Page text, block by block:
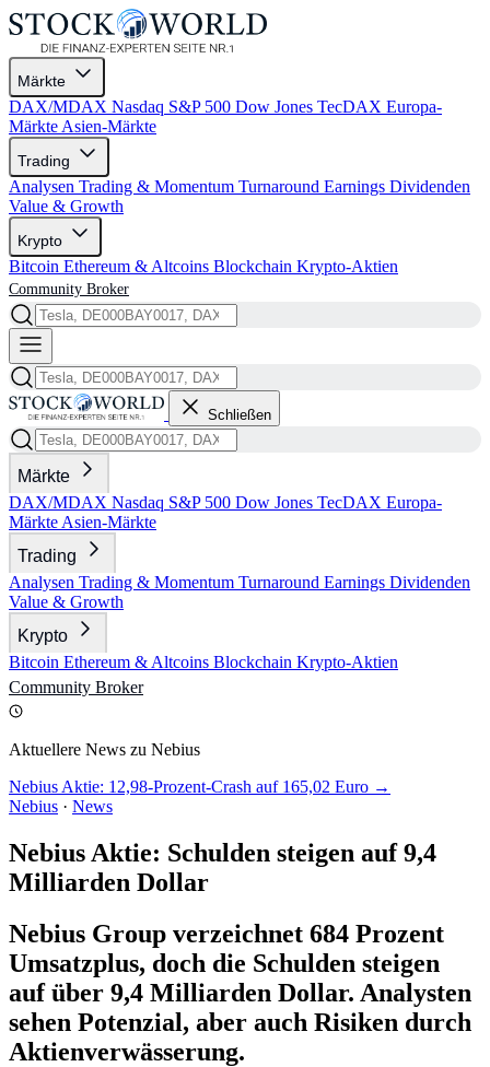
Märkte
DAX/MDAX Nasdaq S&P 500 Dow Jones TecDAX Europa-
Märkte Asien-Märkte
Trading
Analysen Trading & Momentum Turnaround Earnings Dividenden
Value & Growth
Krypto
Bitcoin Ethereum & Altcoins Blockchain Krypto-Aktien
Community Broker
Schließen
Märkte
DAX/MDAX Nasdaq S&P 500 Dow Jones TecDAX Europa-
Märkte Asien-Märkte
Trading
Analysen Trading & Momentum Turnaround Earnings Dividenden
Value & Growth
Krypto
Bitcoin Ethereum & Altcoins Blockchain Krypto-Aktien
Community Broker
Aktuellere News zu Nebius
Nebius Aktie: 12,98-Prozent-Crash auf 165,02 Euro →
Nebius · News
Nebius Aktie: Schulden steigen auf 9,4
Milliarden Dollar
Nebius Group verzeichnet 684 Prozent
Umsatzplus, doch die Schulden steigen
auf über 9,4 Milliarden Dollar. Analysten
sehen Potenzial, aber auch Risiken durch
Aktienverwässerung.